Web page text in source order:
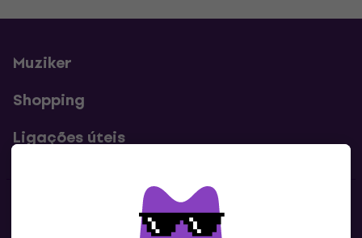
Muziker
Shopping
Ligações úteis
Contatos